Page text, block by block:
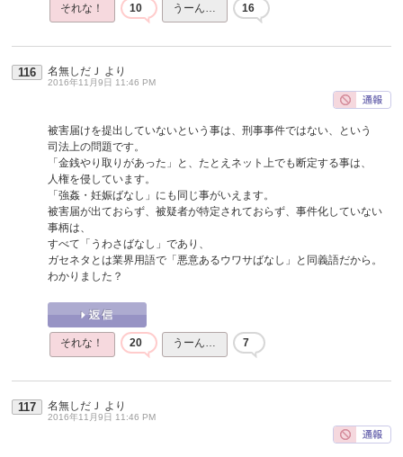
それな！ 10 うーん… 16
116 名無しだＪ より
2016年11月9日 11:46 PM
被害届けを提出していないという事は、刑事事件ではない、という
司法上の問題です。
「金銭やり取りがあった」と、たとえネット上でも断定する事は、
人権を侵しています。
「強姦・妊娠ばなし」にも同じ事がいえます。
被害届が出ておらず、被疑者が特定されておらず、事件化していない
事柄は、
すべて「うわさばなし」であり、
ガセネタとは業界用語で「悪意あるウワサばなし」と同義語だから。
わかりました？
それな！ 20 うーん… 7
117 名無しだＪ より
2016年11月9日 11:46 PM